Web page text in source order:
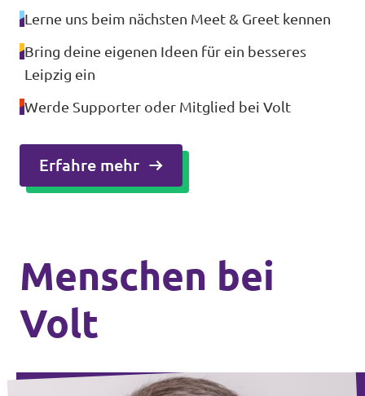
Lerne uns beim nächsten Meet & Greet kennen
Bring deine eigenen Ideen für ein besseres
Leipzig ein
Werde Supporter oder Mitglied bei Volt
Erfahre mehr
Menschen bei
Volt